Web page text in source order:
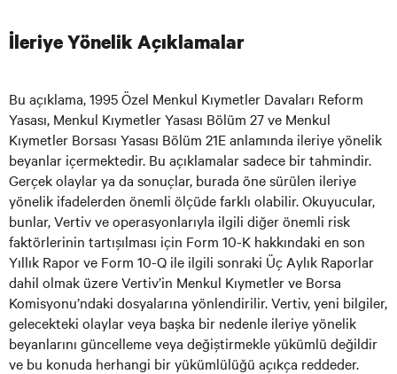
İleriye Yönelik Açıklamalar
Bu açıklama, 1995 Özel Menkul Kıymetler Davaları Reform
Yasası, Menkul Kıymetler Yasası Bölüm 27 ve Menkul
Kıymetler Borsası Yasası Bölüm 21E anlamında ileriye yönelik
beyanlar içermektedir. Bu açıklamalar sadece bir tahmindir.
Gerçek olaylar ya da sonuçlar, burada öne sürülen ileriye
yönelik ifadelerden önemli ölçüde farklı olabilir. Okuyucular,
bunlar, Vertiv ve operasyonlarıyla ilgili diğer önemli risk
faktörlerinin tartışılması için Form 10-K hakkındaki en son
Yıllık Rapor ve Form 10-Q ile ilgili sonraki Üç Aylık Raporlar
dahil olmak üzere Vertiv’in Menkul Kıymetler ve Borsa
Komisyonu’ndaki dosyalarına yönlendirilir. Vertiv, yeni bilgiler,
gelecekteki olaylar veya başka bir nedenle ileriye yönelik
beyanlarını güncelleme veya değiştirmekle yükümlü değildir
ve bu konuda herhangi bir yükümlülüğü açıkça reddeder.